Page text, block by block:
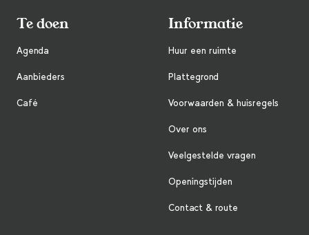
Te doen
Agenda
Aanbieders
Café
Informatie
Huur een ruimte
Plattegrond
Voorwaarden & huisregels
Over ons
Veelgestelde vragen
Openingstijden
Contact & route